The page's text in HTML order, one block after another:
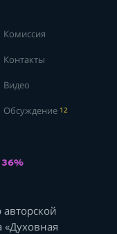
Комиссия
Контакты
Видео
Обсуждение 12
36%
«Духовная